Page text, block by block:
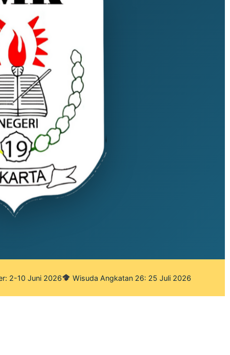
2-10 Juni 2026 Wisuda Angkatan 26: 25 Juli 2026